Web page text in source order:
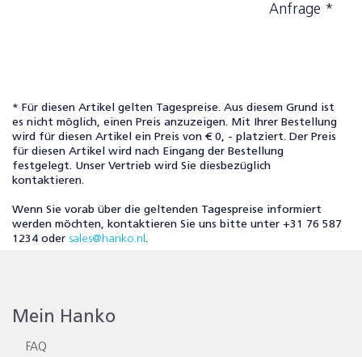
Anfrage *
* Für diesen Artikel gelten Tagespreise. Aus diesem Grund ist
es nicht möglich, einen Preis anzuzeigen. Mit Ihrer Bestellung
wird für diesen Artikel ein Preis von € 0, - platziert. Der Preis
für diesen Artikel wird nach Eingang der Bestellung
festgelegt. Unser Vertrieb wird Sie diesbezüglich
kontaktieren.
Wenn Sie vorab über die geltenden Tagespreise informiert
werden möchten, kontaktieren Sie uns bitte unter +31 76 587
1234 oder sales@hanko.nl.
Mein Hanko
FAQ